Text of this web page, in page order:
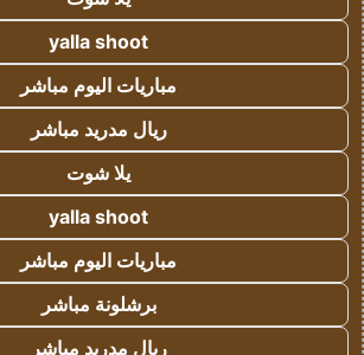
yalla shoot
مباريات اليوم مباشر
ريال مدريد مباشر
يلا شوت
yalla shoot
مباريات اليوم مباشر
برشلونة مباشر
ريال مدريد مباشر